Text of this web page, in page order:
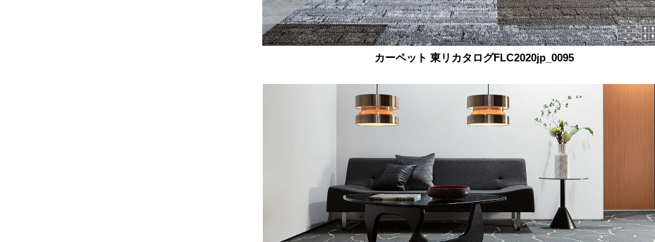
カーペット 東リカタログFLC2020jp_0095